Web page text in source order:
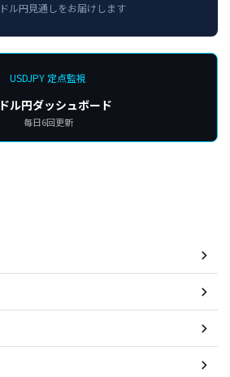
ル円見通しをお届けします
USDJPY 定点監視
ドル円ダッシュボード
毎日6回更新